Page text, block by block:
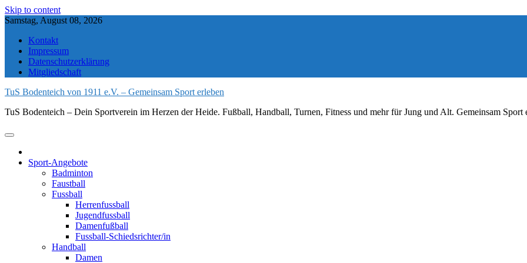
Skip to content
Samstag, August 08, 2026
Kontakt
Impressum
Datenschutzerklärung
Mitgliedschaft
TuS Bodenteich von 1911 e.V. – Gemeinsam Sport erleben
TuS Bodenteich – Dein Sportverein im Herzen der Heide. Fußball, Handball, Turnen, Fitness und mehr für Jung und Alt. Gemeinsam Sport
Sport-Angebote
Badminton
Faustball
Fussball
Herrenfussball
Jugendfussball
Damenfußball
Fussball-Schiedsrichter/in
Handball
Damen